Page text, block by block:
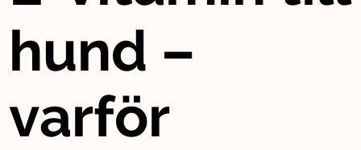
hund –
varför